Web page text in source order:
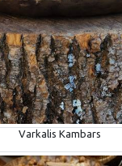
Varkalis Kambars